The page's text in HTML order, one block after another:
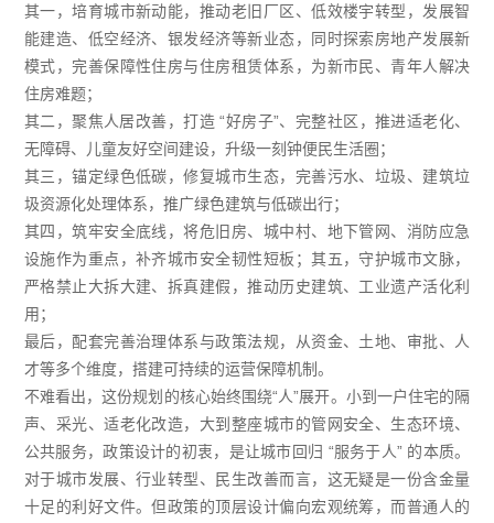
其一，培育城市新动能，推动老旧厂区、低效楼宇转型，发展智
能建造、低空经济、银发经济等新业态，同时探索房地产发展新
模式，完善保障性住房与住房租赁体系，为新市民、青年人解决
住房难题；
其二，聚焦人居改善，打造 “好房子”、完整社区，推进适老化、
无障碍、儿童友好空间建设，升级一刻钟便民生活圈；
其三，锚定绿色低碳，修复城市生态，完善污水、垃圾、建筑垃
圾资源化处理体系，推广绿色建筑与低碳出行；
其四，筑牢安全底线，将危旧房、城中村、地下管网、消防应急
设施作为重点，补齐城市安全韧性短板；其五，守护城市文脉，
严格禁止大拆大建、拆真建假，推动历史建筑、工业遗产活化利
用；
最后，配套完善治理体系与政策法规，从资金、土地、审批、人
才等多个维度，搭建可持续的运营保障机制。
不难看出，这份规划的核心始终围绕“人”展开。小到一户住宅的隔
声、采光、适老化改造，大到整座城市的管网安全、生态环境、
公共服务，政策设计的初衷，是让城市回归 “服务于人” 的本质。
对于城市发展、行业转型、民生改善而言，这无疑是一份含金量
十足的利好文件。但政策的顶层设计偏向宏观统筹，而普通人的